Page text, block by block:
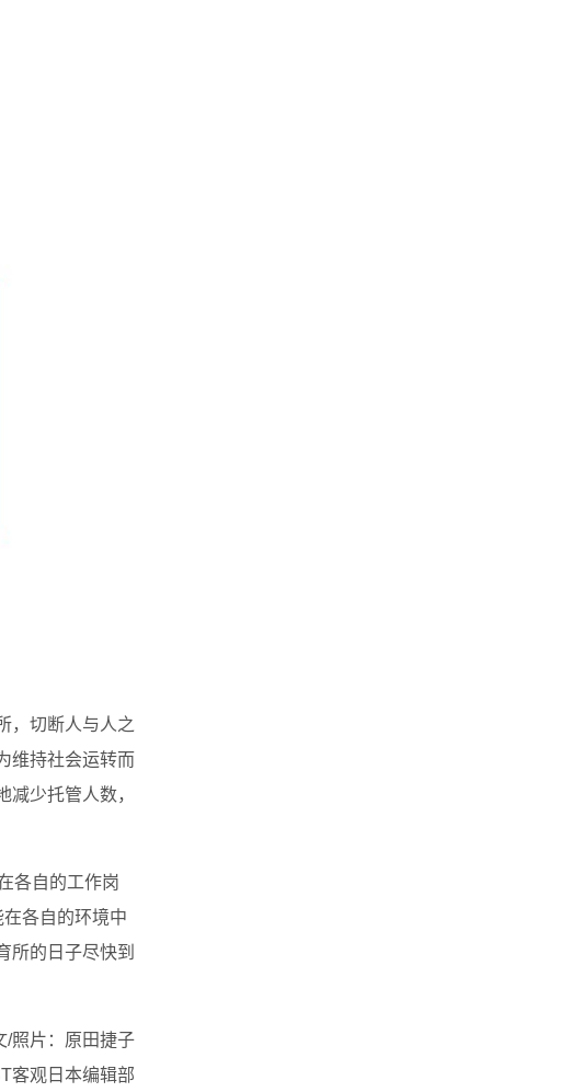
，切断人与人之
维持社会运转而
少托管人数，
各自的工作岗
各自的环境中
所的日子尽快到
/照片：原田捷子
客观日本编辑部